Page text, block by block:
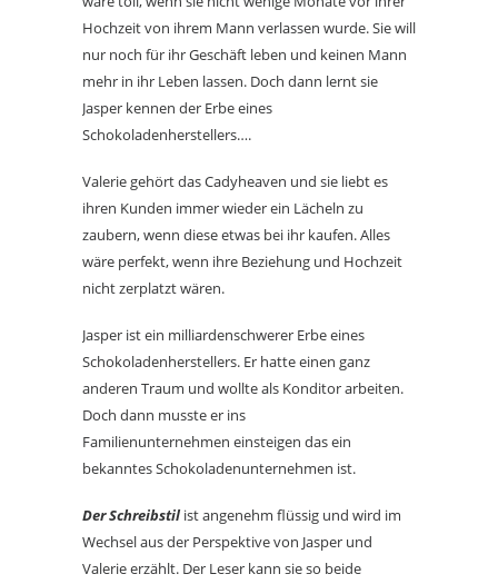
Hochzeit von ihrem Mann verlassen wurde. Sie will
nur noch für ihr Geschäft leben und keinen Mann
mehr in ihr Leben lassen. Doch dann lernt sie
Jasper kennen der Erbe eines
Schokoladenherstellers….
Valerie gehört das Cadyheaven und sie liebt es
ihren Kunden immer wieder ein Lächeln zu
zaubern, wenn diese etwas bei ihr kaufen. Alles
wäre perfekt, wenn ihre Beziehung und Hochzeit
nicht zerplatzt wären.
Jasper ist ein milliardenschwerer Erbe eines
Schokoladenherstellers. Er hatte einen ganz
anderen Traum und wollte als Konditor arbeiten.
Doch dann musste er ins
Familienunternehmen einsteigen das ein
bekanntes Schokoladenunternehmen ist.
Der Schreibstilist angenehm flüssig und wird im
Wechsel aus der Perspektive von Jasper und
Valerie erzählt. Der Leser kann sie so beide